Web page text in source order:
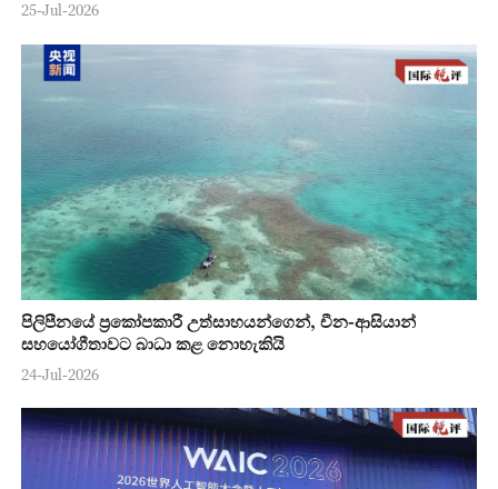
25-Jul-2026
පිලිපීනයේ ප්‍රකෝපකාරී උත්සාහයන්ගෙන්, චීන-ආසියාන්
සහයෝගීතාවට බාධා කළ නොහැකියි
24-Jul-2026